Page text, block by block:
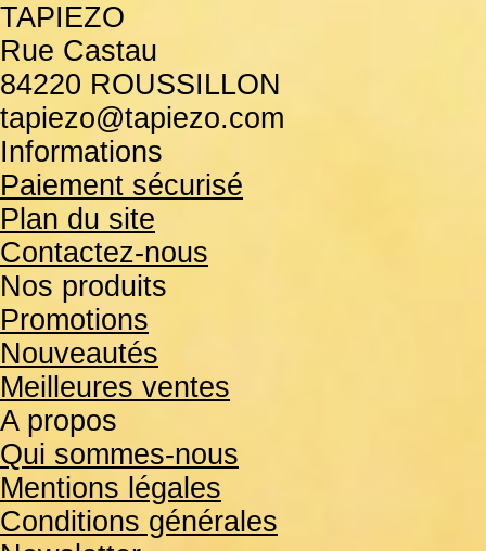
TAPIEZO
Rue Castau
84220 ROUSSILLON
tapiezo@tapiezo.com
Informations
Paiement sécurisé
Plan du site
Contactez-nous
Nos produits
Promotions
Nouveautés
Meilleures ventes
A propos
Qui sommes-nous
Mentions légales
Conditions générales